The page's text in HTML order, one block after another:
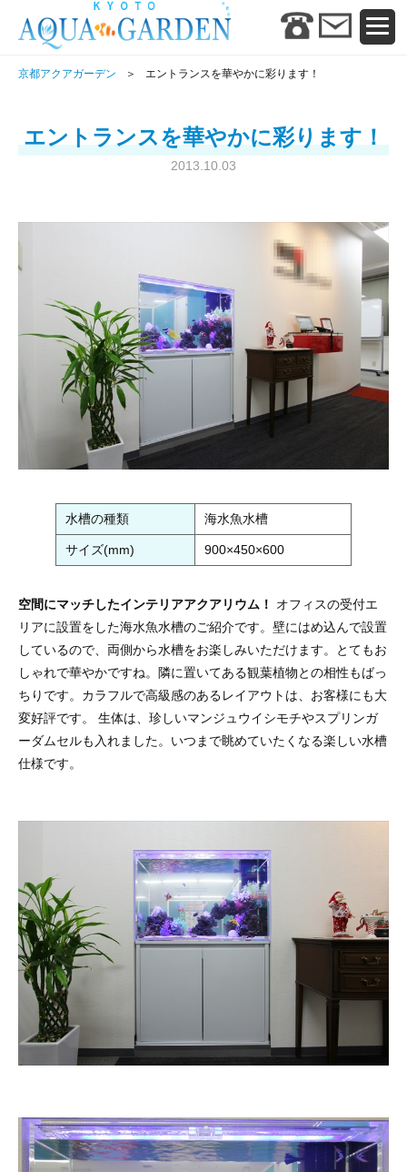
京都アクアガーデン エントランスを華やかに彩ります！
エントランスを華やかに彩ります！
2013.10.03
水槽の種類 海水魚水槽
サイズ(mm) 900×450×600
空間にマッチしたインテリアアクアリウム！
オフィスの受付エ
リアに設置をした海水魚水槽のご紹介です。壁にはめ込んで設置
しているので、両側から水槽をお楽しみいただけます。とてもお
しゃれで華やかですね。隣に置いてある観葉植物との相性もばっ
ちりです。カラフルで高級感のあるレイアウトは、お客様にも大
変好評です。 生体は、珍しいマンジュウイシモチやスプリンガ
ーダムセルも入れました。いつまで眺めていたくなる楽しい水槽
仕様です。